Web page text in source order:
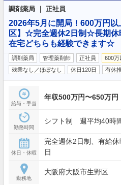
調剤薬局 ｜ 正社員
2026年5月に開局！600万円
区】☆完全週休2日制☆長期休
在宅どちらも経験できます☆
調剤薬局 管理薬剤師 正社員 600万
残業なし／ほぼなし
休日120日 有休
給与・手当
年収500万円〜650万円
勤務時間
シフト制 週平均40時
休日・休暇
完全週休2日制、有給
日
勤務地
大阪府大阪市生野区